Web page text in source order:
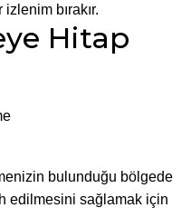
bırakır.
Hitap
bulunduğu bölgede
edilmesini sağlamak için